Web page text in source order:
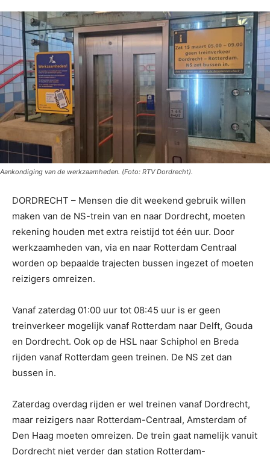
Aankondiging van de werkzaamheden. (Foto: RTV Dordrecht).
DORDRECHT – Mensen die dit weekend gebruik willen
maken van de NS-trein van en naar Dordrecht, moeten
rekening houden met extra reistijd tot één uur. Door
werkzaamheden van, via en naar Rotterdam Centraal
worden op bepaalde trajecten bussen ingezet of moeten
reizigers omreizen.
Vanaf zaterdag 01:00 uur tot 08:45 uur is er geen
treinverkeer mogelijk vanaf Rotterdam naar Delft, Gouda
en Dordrecht. Ook op de HSL naar Schiphol en Breda
rijden vanaf Rotterdam geen treinen. De NS zet dan
bussen in.
Zaterdag overdag rijden er wel treinen vanaf Dordrecht,
maar reizigers naar Rotterdam-Centraal, Amsterdam of
Den Haag moeten omreizen. De trein gaat namelijk vanuit
Dordrecht niet verder dan station Rotterdam-